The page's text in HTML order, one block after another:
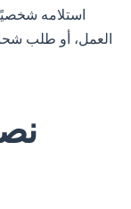
العمل، أو طلب